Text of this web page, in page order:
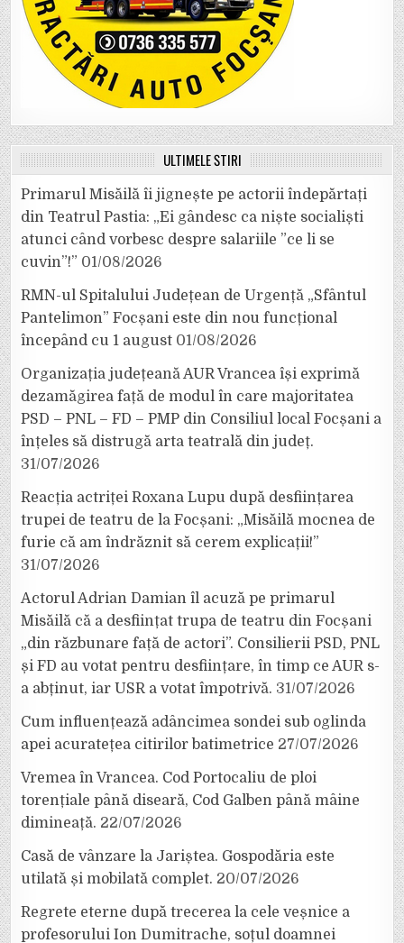
ULTIMELE ȘTIRI
Primarul Misăilă îi jignește pe actorii îndepărtați
din Teatrul Pastia: „Ei gândesc ca niște socialiști
atunci când vorbesc despre salariile ”ce li se
cuvin”!” 01/08/2026
RMN-ul Spitalului Județean de Urgență „Sfântul
Pantelimon” Focșani este din nou funcțional
începând cu 1 august 01/08/2026
Organizația județeană AUR Vrancea își exprimă
dezamăgirea față de modul în care majoritatea
PSD – PNL – FD – PMP din Consiliul local Focșani a
înțeles să distrugă arta teatrală din județ.
31/07/2026
Reacția actriței Roxana Lupu după desființarea
trupei de teatru de la Focșani: „Misăilă mocnea de
furie că am îndrăznit să cerem explicații!”
31/07/2026
Actorul Adrian Damian îl acuză pe primarul
Misăilă că a desființat trupa de teatru din Focșani
„din răzbunare față de actori”. Consilierii PSD, PNL
și FD au votat pentru desființare, în timp ce AUR s-
a abținut, iar USR a votat împotrivă. 31/07/2026
Cum influențează adâncimea sondei sub oglinda
apei acuratețea citirilor batimetrice 27/07/2026
Vremea în Vrancea. Cod Portocaliu de ploi
torențiale până diseară, Cod Galben până mâine
dimineață. 22/07/2026
Casă de vânzare la Jariștea. Gospodăria este
utilată și mobilată complet. 20/07/2026
Regrete eterne după trecerea la cele veșnice a
profesorului Ion Dumitrache, soțul doamnei